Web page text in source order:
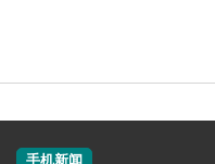
手机新闻